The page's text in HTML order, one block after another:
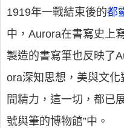
1919年一戰結束後的都
中，Aurora在書寫史上
製造的書寫筆也反映了
ora深知思想，美與文
間精力，這一切，都已
號與筆的博物館”中。